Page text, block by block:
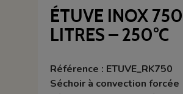
ÉTUVE INOX 750
LITRES – 250°C
Référence : ETUVE_RK750
Séchoir à convection forcée